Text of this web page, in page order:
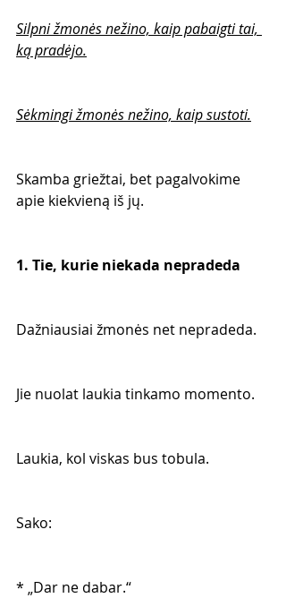
Silpni žmonės nežino, kaip pabaigti tai,
ką pradėjo.
Sėkmingi žmonės nežino, kaip sustoti.
Skamba griežtai, bet pagalvokime
apie kiekvieną iš jų.
1. Tie, kurie niekada nepradeda
Dažniausiai žmonės net nepradeda.
Jie nuolat laukia tinkamo momento.
Laukia, kol viskas bus tobula.
Sako:
* „Dar ne dabar.“